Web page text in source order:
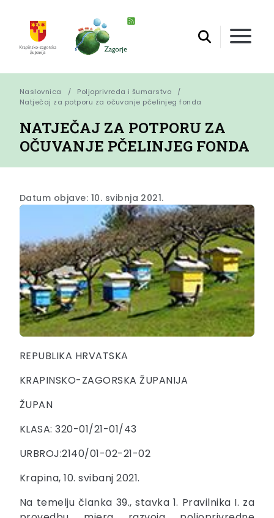
Naslovnica
Poljoprivreda i šumarstvo
Natječaj za potporu za očuvanje pčelinjeg fonda
NATJEČAJ ZA POTPORU ZA
OČUVANJE PČELINJEG FONDA
Datum objave: 10. svibnja 2021.
REPUBLIKA HRVATSKA
KRAPINSKO-ZAGORSKA ŽUPANIJA
ŽUPAN
KLASA: 320-01/21-01/43
URBROJ:2140/01-02-21-02
Krapina, 10. svibanj 2021.
Na temelju članka 39., stavka 1. Pravilnika I. za